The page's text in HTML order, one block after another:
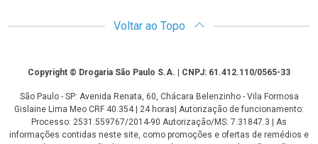
Voltar ao Topo
CopyrightCopyright © Drogaria São Paulo S.A. | CNPJ: 61.412.110/0565-33
São Paulo - SP: Avenida Renata, 60, Chácara Belenzinho - Vila Formosa
Gislaine Lima Meo CRF 40.354 | 24 horas| Autorização de funcionamento:
Processo: 2531.559767/2014-90 Autorização/MS: 7.31847.3 | As
informações contidas neste site, como promoções e ofertas de remédios e